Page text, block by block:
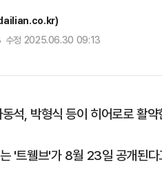
수정 2025.06.30 09:13
석, 박형식 등이 히어로로 활약
'트웰브'가 8월 23일 공개된